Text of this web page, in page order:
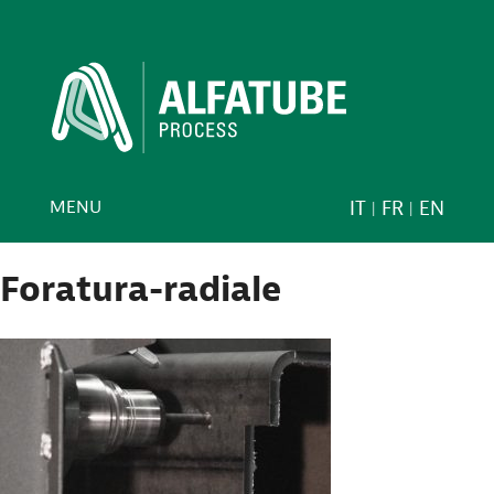
IT FR EN
MENU
Foratura-radiale